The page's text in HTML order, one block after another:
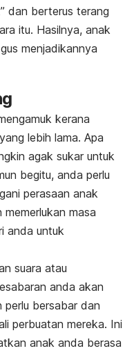
dan berterus terang
itu. Hasilnya, anak
menjadikannya
kerana
lebih lama. Apa
agak sukar untuk
begitu, anda perlu
perasaan anak
masa
anda untuk
suara atau
anda akan
perlu bersabar dan
perbuatan mereka. Ini
anak anda berasa